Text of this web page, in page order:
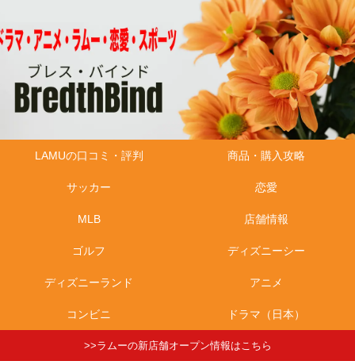
LAMUの口コミ・評判 商品・購入攻略
サッカー 恋愛
MLB 店舗情報
ゴルフ ディズニーシー
ディズニーランド アニメ
コンビニ ドラマ（日本）
>>ラムーの新店舗オープン情報はこちら